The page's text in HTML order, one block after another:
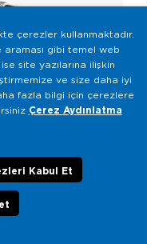
TİMF…CI
çerezler kullanmaktadır.
gibi temel web
site yazılarına ilişkin
ve size daha iyi
fazla bilgi için çerezlere
Çerez Aydınlatma
Kabul Et